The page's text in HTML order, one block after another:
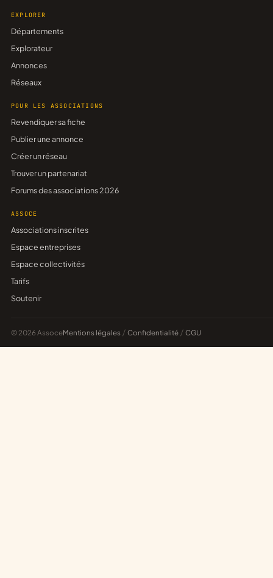
EXPLORER
Départements
Explorateur
Annonces
Réseaux
POUR LES ASSOCIATIONS
Revendiquer sa fiche
Publier une annonce
Créer un réseau
Trouver un partenariat
Forums des associations 2026
ASSOCE
Associations inscrites
Espace entreprises
Espace collectivités
Tarifs
Soutenir
© 2026 AssoceMentions légales / Confidentialité / CGU